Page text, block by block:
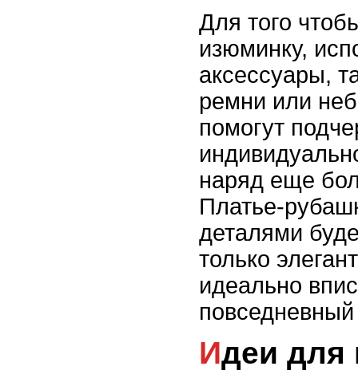
Для того
изюминку,
аксессуары,
ремни или
помогут
наряд еще
Платье-
деталями
только
идеально
Идеи для вечернего